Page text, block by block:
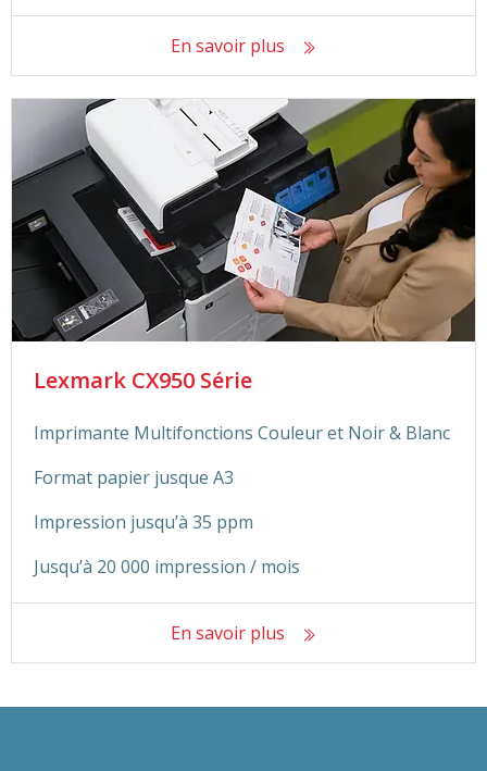
En savoir plus
Lexmark CX950 Série
Imprimante Multifonctions Couleur et Noir & Blanc
Format papier jusque A3
Impression jusqu’à 35 ppm
Jusqu’à 20 000 impression / mois
En savoir plus